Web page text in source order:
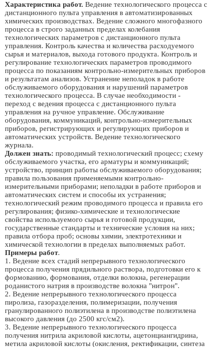
Характеристика работ. Ведение технологического процесса с
дистанционного пульта управления в автоматизированных
химических производствах. Ведение сложного многофазного
процесса в строго заданных пределах колебания
технологических параметров с дистанционного пульта
управления. Контроль качества и количества расходуемого
сырья и материалов, выхода готового продукта. Контроль и
регулирование технологических параметров проводимого
процесса по показаниям контрольно-измерительных приборов
и результатам анализов. Устранение неполадок в работе
обслуживаемого оборудования и нарушений параметров
технологического процесса. В случае необходимости -
переход с ведения процесса с дистанционного пульта
управления на ручное управление. Обслуживание
оборудования, коммуникаций, контрольно-измерительных
приборов, регистрирующих и регулирующих приборов и
автоматических устройств. Ведение технологического
журнала.
Должен знать: проводимый технологический процесс; схему
обслуживаемого участка, его арматуры и коммуникаций;
устройство, принцип работы обслуживаемого оборудования;
правила пользования применяемыми контрольно-
измерительными приборами; неполадки в работе приборов и
автоматических систем и способы их устранения;
технологический режим проводимого процесса и правила его
регулирования; физико-химические и технологические
свойства используемого сырья и готовой продукции,
государственные стандарты и технические условия на них;
правила отбора проб; основы химии, электротехники и
химической технологии в пределах выполняемых работ.
Примеры работ.
1. Ведение всех стадий непрерывного технологического
процесса получения прядильного раствора, подготовки его к
формованию, формования, отделки волокна, регенерации
роданистого натрия в производстве волокна "нитрон".
2. Ведение непрерывного технологического процесса
пиролиза, газоразделения, полимеризации, получения
гранулированного полиэтилена в производстве полиэтилена
высокого давления (до 2500 кгс/см2).
3. Ведение непрерывного технологического процесса
получения нитрила акриловой кислоты, ацетонциангидрина,
метила акриловой кислоты (окисления, ректификации, синтеза